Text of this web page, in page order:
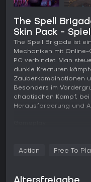
The Spell
Skin Pack -
The Spell Brigade ist
Mechaniken mit
PC verbindet. Man
dunkle Kreaturen
Zauberkombinationen
Besonders im
chaotischen Kampf,
Herausforderung und
kombiniert werden. Mit
Action Free To